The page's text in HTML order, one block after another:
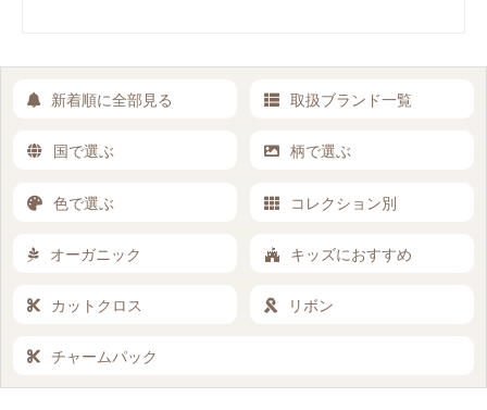
新着順に全部見る 取扱ブランド一覧
国で選ぶ 柄で選ぶ
色で選ぶ コレクション別
オーガニック キッズにおすすめ
カットクロス リボン
チャームパック